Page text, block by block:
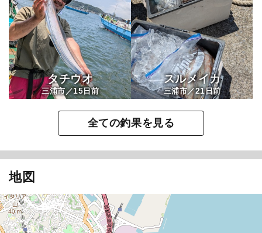
タチウオ
三浦市／15日前
スルメイカ
三浦市／21日前
全ての釣果を見る
地図